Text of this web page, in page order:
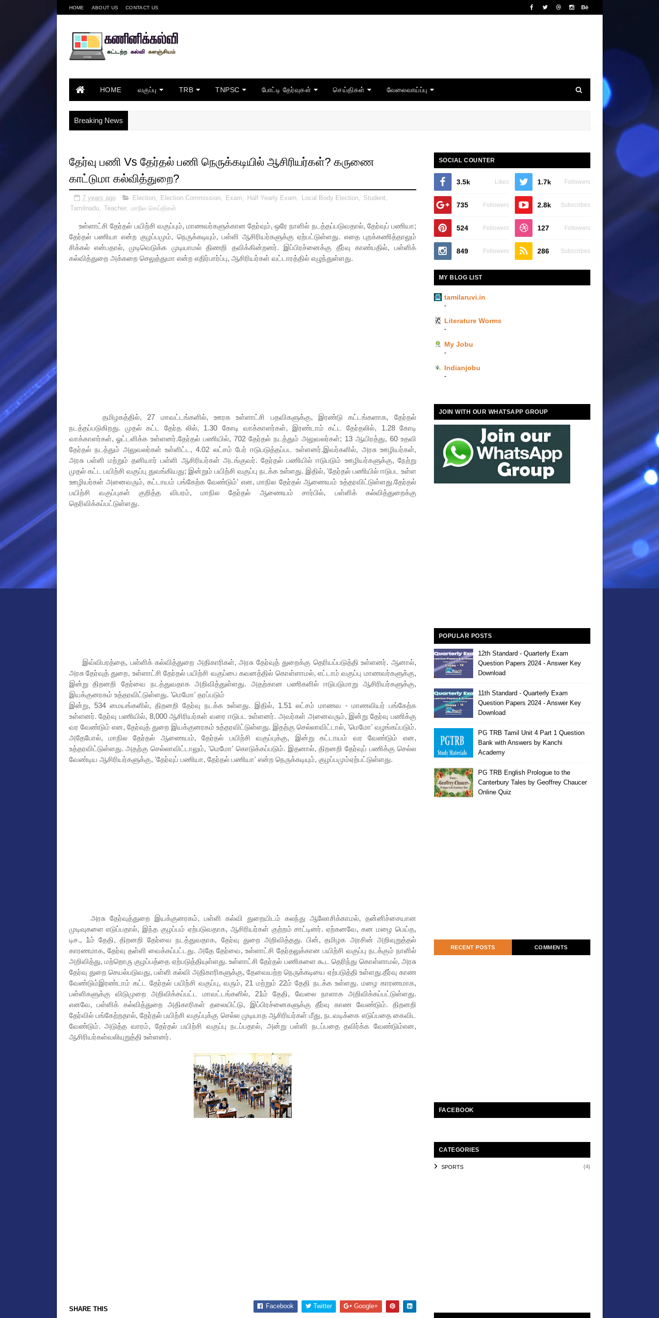
HOME ABOUT US CONTACT US
HOME வகுப்பு TRB TNPSC போட்டி தேர்வுகள் செய்திகள் வேலைவாய்ப்பு
Breaking News
தேர்வு பணி Vs தேர்தல் பணி நெருக்கடியில் ஆசிரியர்கள்? கருணை
காட்டுமா கல்வித்துறை?
7 years ago Election, Election Commission, Exam, Half Yearly Exam, Local Body Election, Student,
Tamilnadu, Teacher, மாநில செய்திகள்
உள்ளாட்சி தேர்தல் பயிற்சி வகுப்பும், மாணவர்களுக்கான தேர்வும், ஒரே நாளில் நடத்தப்படுவதால், தேர்வுப் பணியா;
தேர்தல் பணியா என்ற குழப்பமும், நெருக்கடியும், பள்ளி ஆசிரியர்களுக்கு ஏற்பட்டுள்ளது. எதை புறக்கணித்தாலும்
சிக்கல் என்பதால், முடிவெடுக்க முடியாமல் திணறி தவிக்கின்றனர். இப்பிரச்னைக்கு தீர்வு காண்பதில், பள்ளிக்
கல்வித்துறை அக்கறை செலுத்துமா என்ற எதிர்பார்ப்பு, ஆசிரியர்கள் வட்டாரத்தில் எழுந்துள்ளது.
தமிழகத்தில், 27 மாவட்டங்களில், ஊரக உள்ளாட்சி பதவிகளுக்கு, இரண்டு கட்டங்களாக, தேர்தல்
நடத்தப்படுகிறது. முதல் கட்ட தேர்த லில், 1.30 கோடி வாக்காளர்கள், இரண்டாம் கட்ட தேர்தலில், 1.28 கோடி
வாக்காளர்கள், ஓட்டளிக்க உள்ளனர்.தேர்தல் பணியில், 702 தேர்தல் நடத்தும் அலுவலர்கள்; 13 ஆயிரத்து, 60 உதவி
தேர்தல் நடத்தும் அலுவலர்கள் உள்ளிட்ட, 4.02 லட்சம் பேர் ஈடுபடுத்தப்பட உள்ளனர்.இவர்களில், அரசு ஊழியர்கள்,
அரசு பள்ளி மற்றும் தனியார் பள்ளி ஆசிரியர்கள் அடங்குவர். தேர்தல் பணியில் ஈடுபடும் ஊழியர்களுக்கு, நேற்று
முதல் கட்ட பயிற்சி வகுப்பு துவங்கியது; இன்றும் பயிற்சி வகுப்பு நடக்க உள்ளது. இதில், 'தேர்தல் பணியில் ஈடுபட உள்ள
ஊழியர்கள் அனைவரும், கட்டாயம் பங்கேற்க வேண்டும்' என, மாநில தேர்தல் ஆணையம் உத்தரவிட்டுள்ளது.தேர்தல்
பயிற்சி வகுப்புகள் குறித்த விபரம், மாநில தேர்தல் ஆணையம் சார்பில், பள்ளிக் கல்வித்துறைக்கு
தெரிவிக்கப்பட்டுள்ளது.
இவ்விபரத்தை, பள்ளிக் கல்வித்துறை அதிகாரிகள், அரசு தேர்வுத் துறைக்கு தெரியப்படுத்தி உள்ளனர். ஆனால்,
அரசு தேர்வுத் துறை, உள்ளாட்சி தேர்தல் பயிற்சி வகுப்பை கவனத்தில் கொள்ளாமல், எட்டாம் வகுப்பு மாணவர்களுக்கு,
இன்று திறனறி தேர்வை நடத்துவதாக அறிவித்துள்ளது. அதற்கான பணிகளில் ஈடுபடுமாறு ஆசிரியர்களுக்கு,
இயக்குனரகம் உத்தரவிட்டுள்ளது. 'மெமோ' தரப்படும்
இன்று, 534 மையங்களில், திறனறி தேர்வு நடக்க உள்ளது. இதில், 1.51 லட்சம் மாணவ - மாணவியர் பங்கேற்க
உள்ளனர். தேர்வு பணியில், 8,000 ஆசிரியர்கள் வரை ஈடுபட உள்ளனர். அவர்கள் அனைவரும், இன்று தேர்வு பணிக்கு
வர வேண்டும் என, தேர்வுத் துறை இயக்குனரகம் உத்தரவிட்டுள்ளது. இதற்கு செல்லாவிட்டால், 'மெமோ' வழங்கப்படும்.
அதேபோல், மாநில தேர்தல் ஆணையம், தேர்தல் பயிற்சி வகுப்புக்கு, இன்று கட்டாயம் வர வேண்டும் என,
உத்தரவிட்டுள்ளது. அதற்கு செல்லாவிட்டாலும், 'மெமோ' கொடுக்கப்படும். இதனால், திறனறி தேர்வுப் பணிக்கு செல்ல
வேண்டிய ஆசிரியர்களுக்கு, 'தேர்வுப் பணியா, தேர்தல் பணியா' என்ற நெருக்கடியும், குழப்பமும்ஏற்பட்டுள்ளது.
அரசு தேர்வுத்துறை இயக்குனரகம், பள்ளி கல்வி துறையிடம் கலந்து ஆலோசிக்காமல், தன்னிச்சையான
முடிவுகளை எடுப்பதால், இந்த குழப்பம் ஏற்படுவதாக, ஆசிரியர்கள் குற்றம் சாட்டினர். ஏற்கனவே, கன மழை பெய்த,
டிச., 1ம் தேதி, திறனறி தேர்வை நடத்துவதாக, தேர்வு துறை அறிவித்தது. பின், தமிழக அரசின் அறிவுறுத்தல்
காரணமாக, தேர்வு தள்ளி வைக்கப்பட்டது. அதே தேர்வை, உள்ளாட்சி தேர்தலுக்கான பயிற்சி வகுப்பு நடக்கும் நாளில்
அறிவித்து, மற்றொரு குழப்பத்தை ஏற்படுத்தியுள்ளது. உள்ளாட்சி தேர்தல் பணிகளை கூட தெரிந்து கொள்ளாமல், அரசு
தேர்வு துறை செயல்படுவது, பள்ளி கல்வி அதிகாரிகளுக்கு, தேவையற்ற நெருக்கடியை ஏற்படுத்தி உள்ளது.தீர்வு காண
வேண்டும்இரண்டாம் கட்ட தேர்தல் பயிற்சி வகுப்பு, வரும், 21 மற்றும் 22ம் தேதி நடக்க உள்ளது. மழை காரணமாக,
பள்ளிகளுக்கு விடுமுறை அறிவிக்கப்பட்ட மாவட்டங்களில், 21ம் தேதி, வேலை நாளாக அறிவிக்கப்பட்டுள்ளது.
எனவே, பள்ளிக் கல்வித்துறை அதிகாரிகள் தலையிட்டு, இப்பிரச்னைகளுக்கு தீர்வு காண வேண்டும். திறனறி
தேர்வில் பங்கேற்றதால், தேர்தல் பயிற்சி வகுப்புக்கு செல்ல முடியாத ஆசிரியர்கள் மீது, நடவடிக்கை எடுப்பதை கைவிட
வேண்டும். அடுத்த வாரம், தேர்தல் பயிற்சி வகுப்பு நடப்பதால், அன்று பள்ளி நடப்பதை தவிர்க்க வேண்டும்என,
ஆசிரியர்கள்வலியுறுத்தி உள்ளனர்.
SHARE THIS Facebook Twitter Google+
SOCIAL COUNTER
3.5k Likes 1.7k Followers
735 Followers 2.8k Subscribes
524 Followers 127 Followers
849 Followers 286 Subscribes
MY BLOG LIST
tamilaruvi.in
-
Literature Worms
-
My Jobu
-
Indianjobu
-
JOIN WITH OUR WHATSAPP GROUP
POPULAR POSTS
12th Standard - Quarterly Exam
Question Papers 2024 - Answer Key
Download
11th Standard - Quarterly Exam
Question Papers 2024 - Answer Key
Download
PG TRB Tamil Unit 4 Part 1 Question
Bank with Answers by Kanchi
Academy
PG TRB English Prologue to the
Canterbury Tales by Geoffrey Chaucer
Online Quiz
RECENT POSTS COMMENTS
FACEBOOK
CATEGORIES
SPORTS (4)